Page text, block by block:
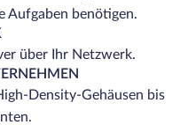
Aufgaben benötigen.
über Ihr Netzwerk.
Density-Gehäusen bis